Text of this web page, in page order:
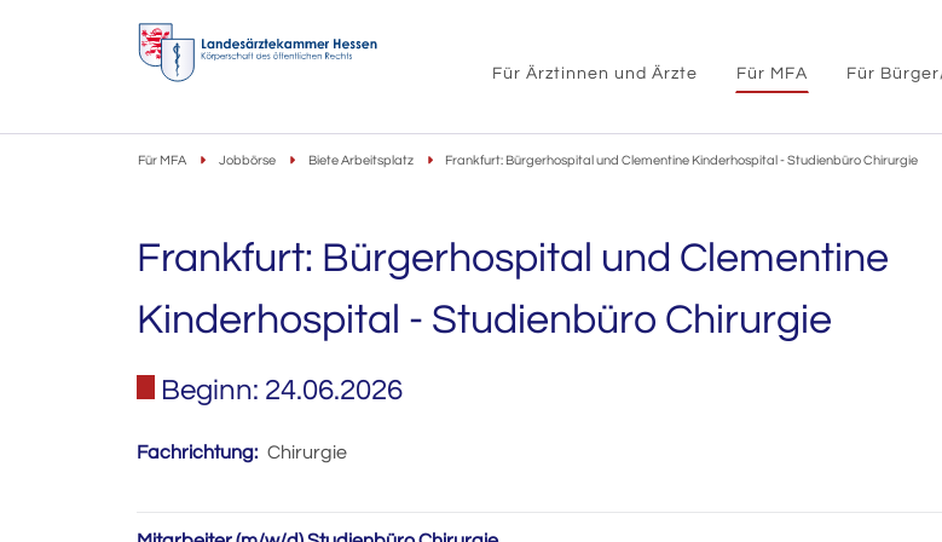
Für Ärztinnen und Ärzte Für MFA Für
Für MFA Jobbörse Biete Arbeitsplatz Frankfurt: Bürgerhospital und Clementine Kinderhospital - Studienbüro Chirurgie
Frankfurt: Bürgerhospital und Clementine
Kinderhospital - Studienbüro Chirurgie
Beginn: 24.06.2026
Fachrichtung: Chirurgie